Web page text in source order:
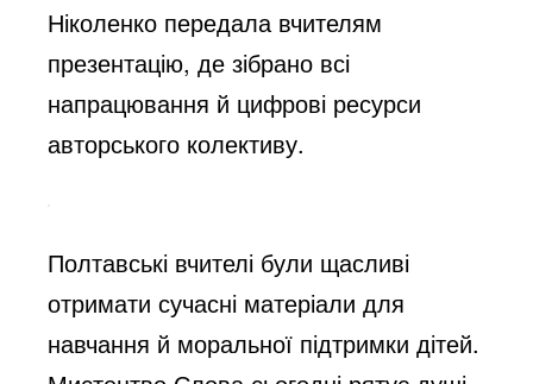
Ніколенко передала вчителям
презентацію, де зібрано всі
напрацювання й цифрові ресурси
авторського колективу.
Полтавські вчителі були щасливі
отримати сучасні матеріали для
навчання й моральної підтримки дітей.